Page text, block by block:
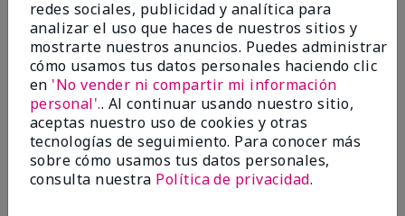
TimeWise Repair® Volu-
Firm® Eye Renewal Cream
$44.00
TimeWise Repair® Volu-Fill®
Deep Wrinkle Filler
$50.00
redes sociales, publicidad y analítica para
analizar el uso que haces de nuestros sitios y
mostrarte nuestros anuncios. Puedes administrar
cómo usamos tus datos personales haciendo clic
en 'No vender ni compartir mi información
personal'.. Al continuar usando nuestro sitio,
aceptas nuestro uso de cookies y otras
tecnologías de seguimiento. Para conocer más
sobre cómo usamos tus datos personales,
consulta nuestra Política de privacidad.